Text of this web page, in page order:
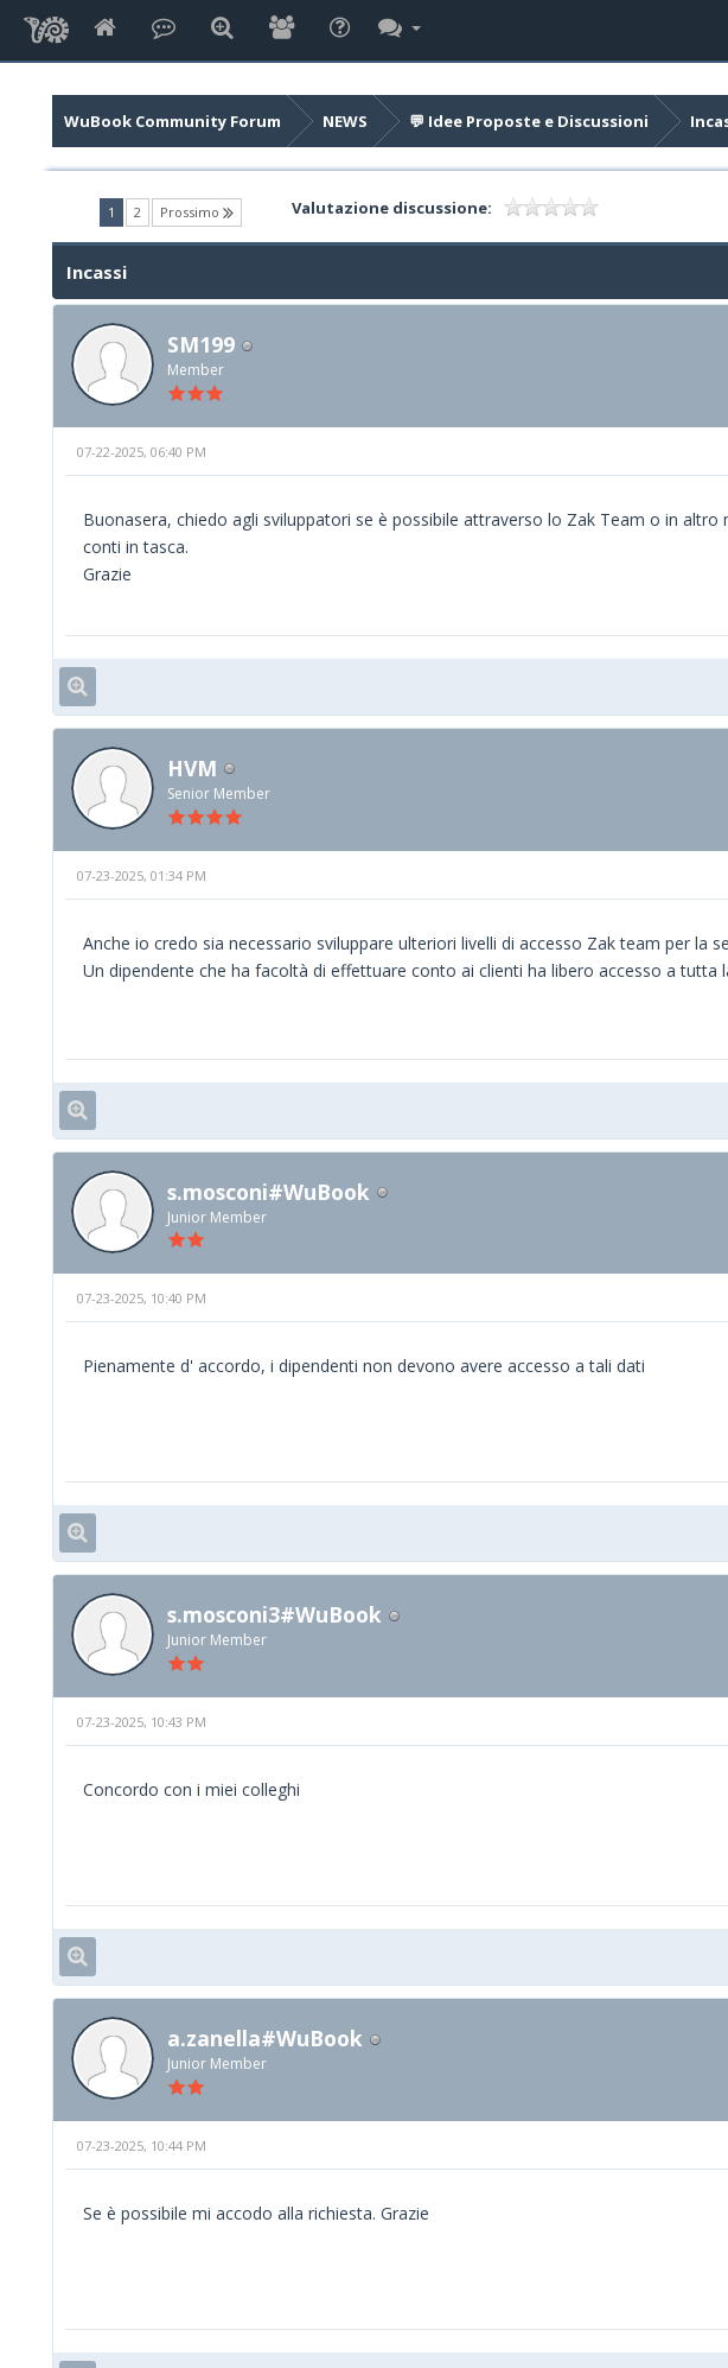
WuBook Community Forum NEWS 💬 Idee Proposte e Discussioni
1 (current)
2 Prossimo Valutazione discussione:
Incassi
SM199
Member
07-22-2025, 06:40 PM
Buonasera, chiedo agli sviluppatori se è possibile attraverso lo Zak Team o in
conti in tasca.
Grazie
HVM
Senior Member
07-23-2025, 01:34 PM
Anche io credo sia necessario sviluppare ulteriori livelli di accesso Zak team per la
Un dipendente che ha facoltà di effettuare conto ai clienti ha libero accesso a tutta
s.mosconi#WuBook
Junior Member
07-23-2025, 10:40 PM
Pienamente d' accordo, i dipendenti non devono avere accesso a tali dati
s.mosconi3#WuBook
Junior Member
07-23-2025, 10:43 PM
Concordo con i miei colleghi
a.zanella#WuBook
Junior Member
07-23-2025, 10:44 PM
Se è possibile mi accodo alla richiesta. Grazie